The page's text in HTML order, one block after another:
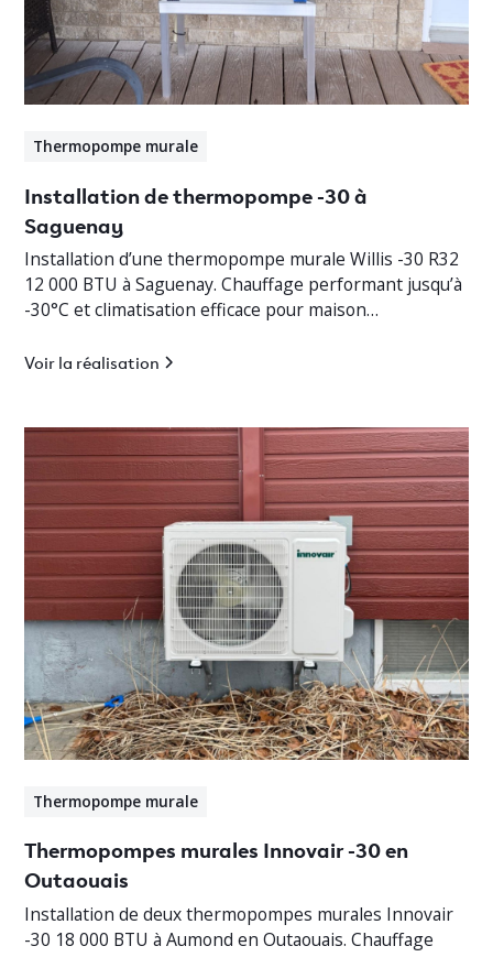
Thermopompe murale
Installation de thermopompe -30 à
Saguenay
Installation d’une thermopompe murale Willis -30 R32
12 000 BTU à Saguenay. Chauffage performant jusqu’à
-30°C et climatisation efficace pour maison
Voir la réalisation
Thermopompe murale
Thermopompes murales Innovair -30 en
Outaouais
Installation de deux thermopompes murales Innovair
-30 18 000 BTU à Aumond en Outaouais. Chauffage